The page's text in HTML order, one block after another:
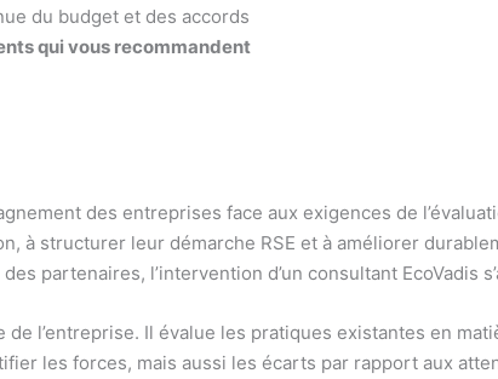
du budget et des accords
qui vous recommandent
des entreprises face aux exigences de
à structurer leur démarche RSE et à améliorer
partenaires, l’intervention d’un consultant EcoVadis
l’entreprise. Il évalue les pratiques existantes en
les forces, mais aussi les écarts par rapport aux